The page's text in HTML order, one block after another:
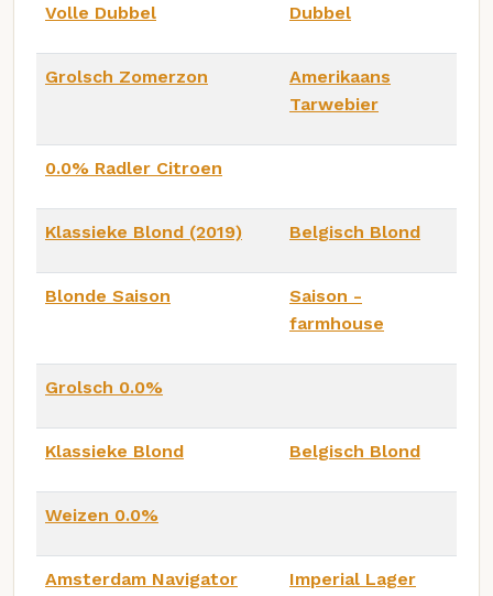
Volle Dubbel Dubbel
Grolsch Zomerzon
Amerikaans
Tarwebier
0.0% Radler Citroen
Klassieke Blond (2019) Belgisch Blond
Blonde Saison
Saison -
farmhouse
Grolsch 0.0%
Klassieke Blond Belgisch Blond
Weizen 0.0%
Amsterdam Navigator Imperial Lager